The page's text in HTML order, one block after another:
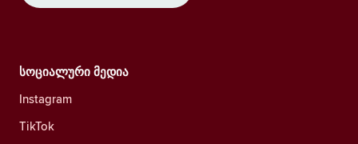
სოციალური მედია
Instagram
TikTok